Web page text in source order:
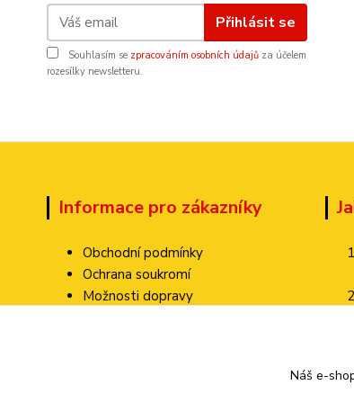
Přihlásit se
Souhlasím se zpracováním osobních údajů za účelem
rozesílky newsletteru.
Informace pro zákazníky
Obchodní podmínky
Ochrana soukromí
Možnosti dopravy
Náš e-